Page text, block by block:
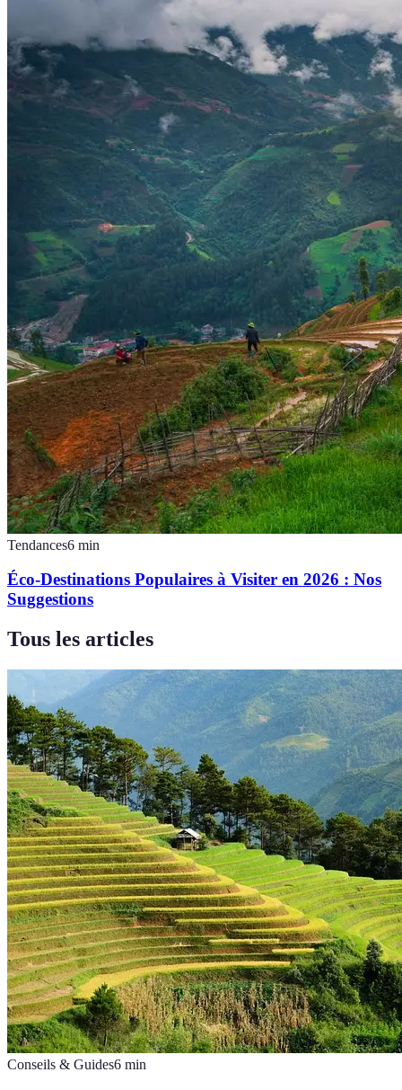
Tendances6 min
Éco-Destinations Populaires à Visiter en 2026 : Nos
Suggestions
Tous les articles
Conseils & Guides6 min